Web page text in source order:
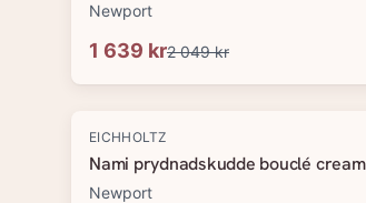
Newport
1 639 kr2 049 kr
-20%
EICHHOLTZ
Nami prydnadskudde bouclé cream
Newport